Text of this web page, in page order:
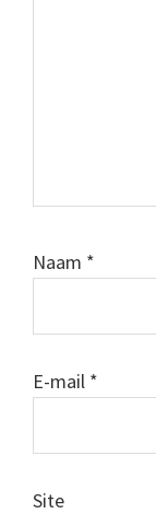
Naam *
E-mail *
Site